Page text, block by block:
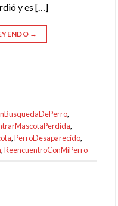
y es […]
→
,
,
,PerroDesaparecido,
,ReencuentroConMiPerro